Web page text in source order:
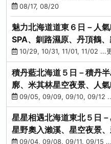
泉SPA、螃蟹吃到飽
08/17, 08/20
魅力北海道道東６日－人
SPA、釧路濕原、丹頂鶴
體驗10/29, 10/31, 11/01, 11/02 ...
積丹藍北海道５日－積丹
廓、米其林星空夜景、人
幻燈遊步道、璀璨溪谷
09/05, 09/09, 09/10, 09/12
星星相遇北海道東北５日
星野奧入瀨溪、星空夜景
09/04, 09/08, 09/11, 09/15